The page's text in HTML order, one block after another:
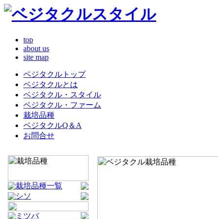
top
about us
site map
ベジタクルトップ
ベジタクルとは
ベジタクル・スタイル
ベジタクル・ファーム
栽培品種
ベジタクルQ＆A
お問合せ
栽培品種一覧
シソ
ミツバ